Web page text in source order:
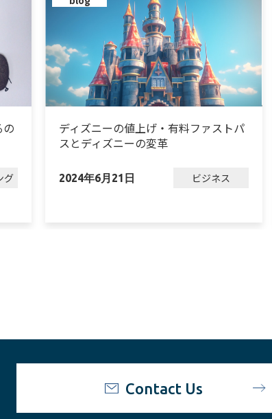
グ
ディズニーの値上げ・有料ファストパ
スとディズニーの変革
2024年6月21日 ビジネス
Contact Us